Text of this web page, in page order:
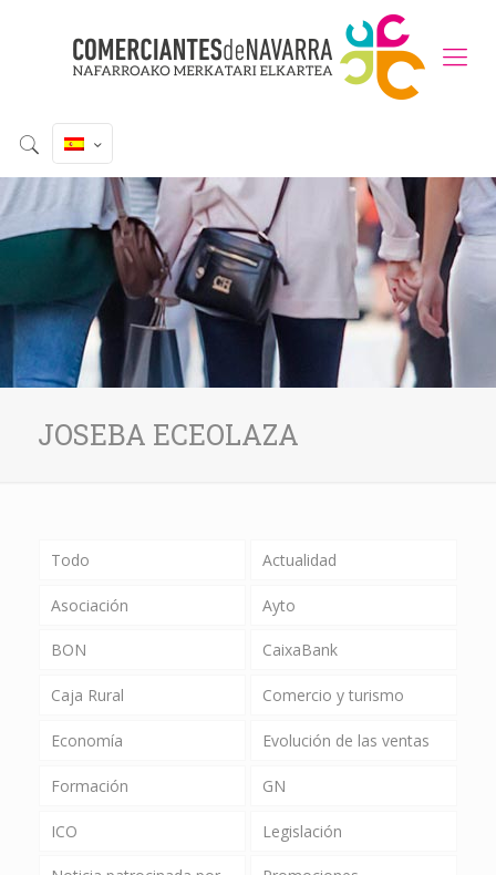
JOSEBA ECEOLAZA
Todo Actualidad
Asociación Ayto
BON CaixaBank
Caja Rural Comercio y turismo
Economía Evolución de las ventas
Formación GN
ICO Legislación